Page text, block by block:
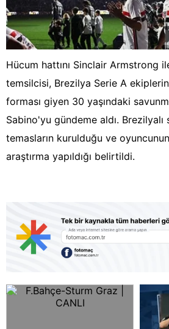
Hücum hattını Sinclair Armstrong
temsilcisi, Brezilya Serie A
forması giyen 30 yaşındaki
Sabino'yu gündeme aldı. Brezilyalı
temasların kurulduğu ve
araştırma yapıldığı belirtildi.